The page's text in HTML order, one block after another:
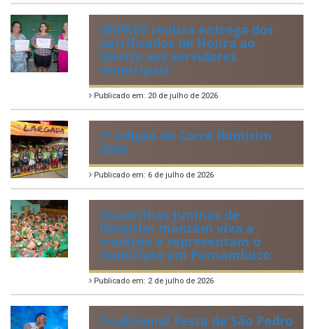
ÚLTIMAS NOTÍCIAS
VIII Conferência Municipal dos
Direitos da Criança e do
Adolescente
IBIPREV realiza entrega dos
Certificados de Honra ao
Mérito aos servidores
municipais
Publicado em: 20 de julho de 2026
2ª edição do Corre Ibimirim
2026